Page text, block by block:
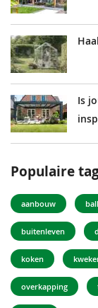
Is
Populaire
aanbouw
buitenleven
koken
overkapping